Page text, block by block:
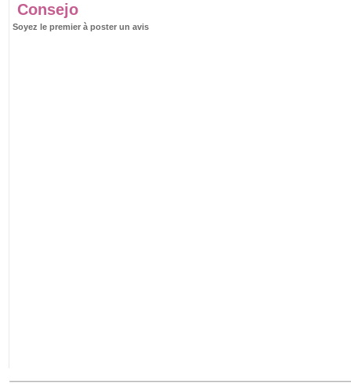
Consejo
Soyez le premier à poster un avis